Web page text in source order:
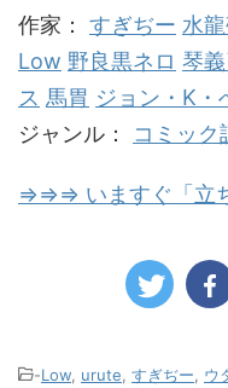
作家： すぎぢー 水
Low 野良黒ネロ 琴
ス 馬胃 ジョン・K・
ジャンル： コミック
⇒⇒⇒ いますぐ「立
-Low urute すぎぢー ウ